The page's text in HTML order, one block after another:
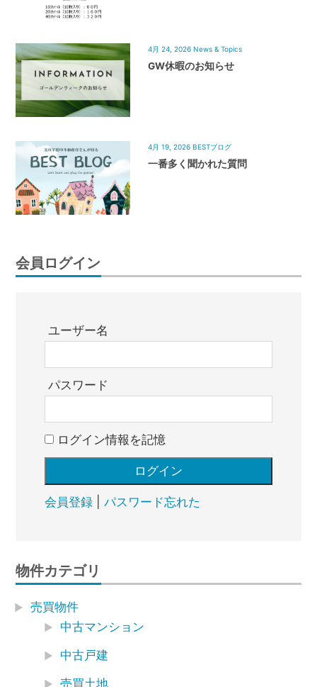
4月 24, 2026 News & Topics
GW休暇のお知らせ
4月 19, 2026 BESTブログ
一番多く聞かれた質問
会員ログイン
ユーザー名
パスワード
ログイン情報を記憶
会員登録| パスワード忘れた
物件カテゴリ
売買物件
中古マンション
中古戸建
売買土地